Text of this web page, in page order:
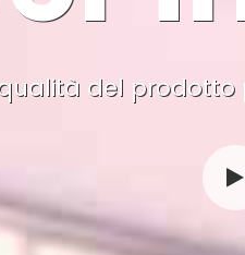
del prodotto